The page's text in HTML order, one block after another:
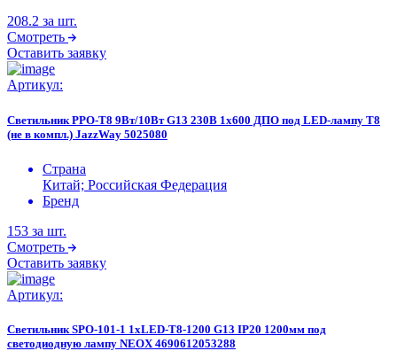
208.2 за шт.
Смотреть
Оставить заявку
Артикул:
Светильник PPO-T8 9Вт/10Вт G13 230В 1х600 ДПО под LED-лампу T8
(не в компл.) JazzWay 5025080
Страна
Китай; Российская Федерация
Бренд
153 за шт.
Смотреть
Оставить заявку
Артикул:
Светильник SPO-101-1 1хLED-T8-1200 G13 IP20 1200мм под
светодиодную лампу NEOX 4690612053288